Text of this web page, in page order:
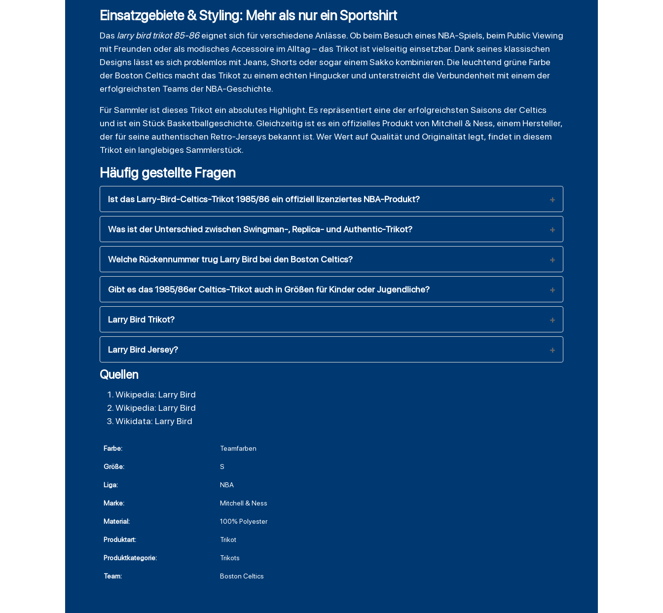
Einsatzgebiete & Styling: Mehr als nur ein Sportshirt
Das larry bird trikot 85-86eignet sich für verschiedene Anlässe. Ob beim Besuch eines NBA-Spiels, beim Public Viewing
mit Freunden oder als modisches Accessoire im Alltag – das Trikot ist vielseitig einsetzbar. Dank seines klassischen
Designs lässt es sich problemlos mit Jeans, Shorts oder sogar einem Sakko kombinieren. Die leuchtend grüne Farbe
der Boston Celtics macht das Trikot zu einem echten Hingucker und unterstreicht die Verbundenheit mit einem der
erfolgreichsten Teams der NBA-Geschichte.
Für Sammler ist dieses Trikot ein absolutes Highlight. Es repräsentiert eine der erfolgreichsten Saisons der Celtics
und ist ein Stück Basketballgeschichte. Gleichzeitig ist es ein offizielles Produkt von Mitchell & Ness, einem Hersteller,
der für seine authentischen Retro-Jerseys bekannt ist. Wer Wert auf Qualität und Originalität legt, findet in diesem
Trikot ein langlebiges Sammlerstück.
Häufig gestellte Fragen
Ist das Larry-Bird-Celtics-Trikot 1985/86 ein offiziell lizenziertes NBA-Produkt?
Was ist der Unterschied zwischen Swingman-, Replica- und Authentic-Trikot?
Welche Rückennummer trug Larry Bird bei den Boston Celtics?
Gibt es das 1985/86er Celtics-Trikot auch in Größen für Kinder oder Jugendliche?
Larry Bird Trikot?
Larry Bird Jersey?
Quellen
Wikipedia: Larry Bird
Wikipedia: Larry Bird
Wikidata: Larry Bird
Farbe: Teamfarben
Größe: S
Liga: NBA
Marke: Mitchell & Ness
Material: 100% Polyester
Produktart: Trikot
Produktkategorie: Trikots
Team: Boston Celtics